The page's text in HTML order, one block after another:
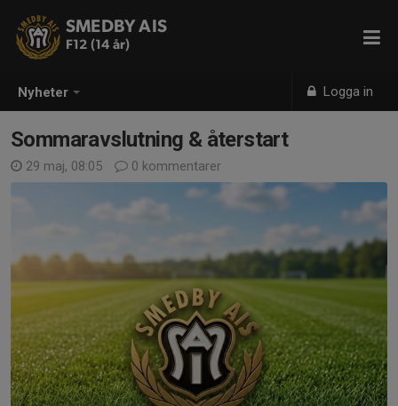
Nyheter Logga in
SMEDBY AIS
F12 (14 år)
Sommaravslutning & återstart
29 maj, 08:05 0 kommentarer